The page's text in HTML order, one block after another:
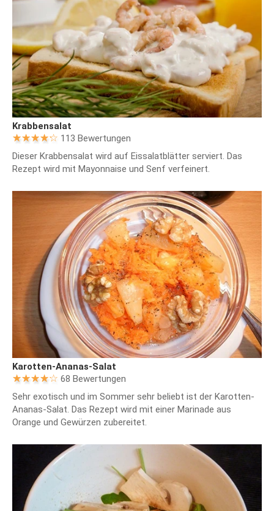
Krabbensalat
113 Bewertungen
Dieser Krabbensalat wird auf Eissalatblätter serviert. Das
Rezept wird mit Mayonnaise und Senf verfeinert.
Karotten-Ananas-Salat
68 Bewertungen
Sehr exotisch und im Sommer sehr beliebt ist der Karotten-
Ananas-Salat. Das Rezept wird mit einer Marinade aus
Orange und Gewürzen zubereitet.